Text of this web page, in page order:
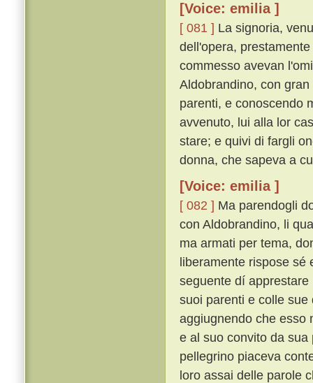
[Voice: emilia ]
[ 081 ] La signoria,
dell'opera,
commesso avevan
Aldobrandino, con
parenti, e conoscendo
avvenuto, lui alla lor
stare; e quivi di fargli
donna, che sapeva a
[Voice: emilia ]
[ 082 ] Ma parendogli
con Aldobrandino, li
ma armati per tema,
liberamente rispose
seguente dí
suoi parenti e colle
aggiugnendo che esso
e al suo convito da
pellegrino piaceva
loro assai delle parole